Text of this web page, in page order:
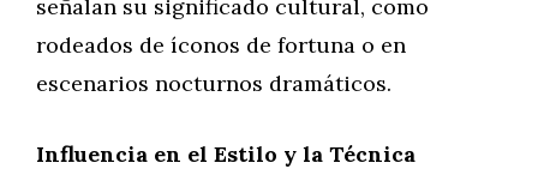
señalan su significado cultural, como
rodeados de íconos de fortuna o en
escenarios nocturnos dramáticos.
Influencia en el Estilo y la Técnica